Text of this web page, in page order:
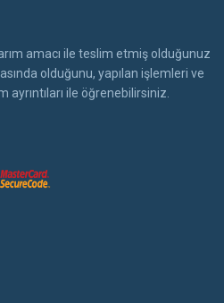
amacı ile teslim etmiş olduğunuz
olduğunu, yapılan işlemleri ve
ile öğrenebilirsiniz.